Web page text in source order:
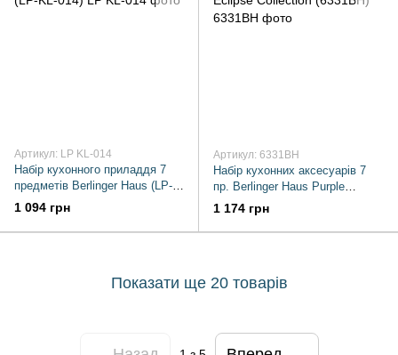
Артикул: LP KL-014
Набір кухонного приладдя 7
предметів Berlinger Haus (LP-
KL-014)
1 094 грн
Артикул: 6331BH
Набір кухонних аксесуарів 7
пр. Berlinger Haus Purple
Eclipse Collection (6331BH)
1 174 грн
Показати ще 20 товарів